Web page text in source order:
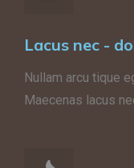
Lacus nec -
Nullam arcu tique
Maecenas lacus